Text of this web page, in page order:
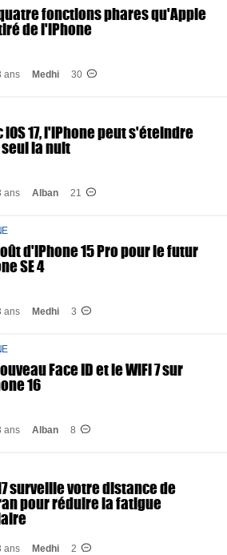
fonctions phares qu'Apple
de l'iPhone
ans Medhi 30
iOS 17, l'iPhone peut s'éteindre
la nuit
ans Alban 21
d'iPhone 15 Pro pour le futur
SE 4
ans Medhi 3
Face ID et le WiFi 7 sur
16
ans Alban 8
surveille votre distance de
pour réduire la fatigue
ans Medhi 2